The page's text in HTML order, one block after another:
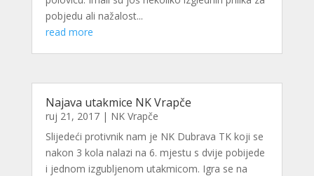
pobjedu ali nažalost...
read more
Najava utakmice NK Vrapče
ruj 21, 2017| NK Vrapče
Slijedeći protivnik nam je NK Dubrava TK koji se
nakon 3 kola nalazi na 6. mjestu s dvije pobijede
i jednom izgubljenom utakmicom. Igra se na